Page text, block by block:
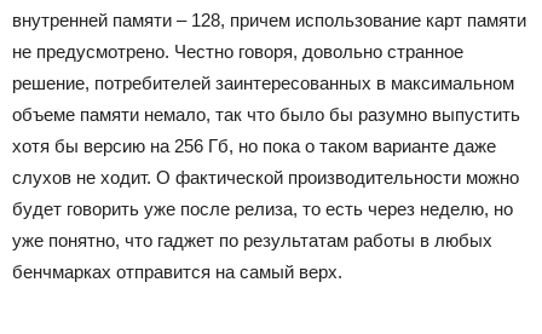
внутренней памяти – 128, причем использование карт памяти
не предусмотрено. Честно говоря, довольно странное
решение, потребителей заинтересованных в максимальном
объеме памяти немало, так что было бы разумно выпустить
хотя бы версию на 256 Гб, но пока о таком варианте даже
слухов не ходит. О фактической производительности можно
будет говорить уже после релиза, то есть через неделю, но
уже понятно, что гаджет по результатам работы в любых
бенчмарках отправится на самый верх.